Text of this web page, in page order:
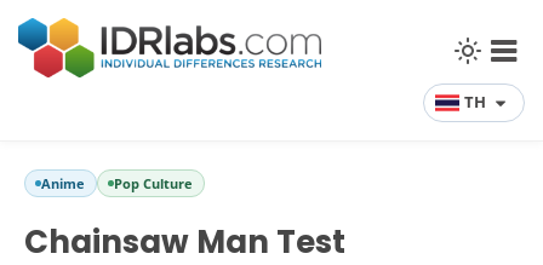
TH
Anime Pop Culture
Chainsaw Man Test